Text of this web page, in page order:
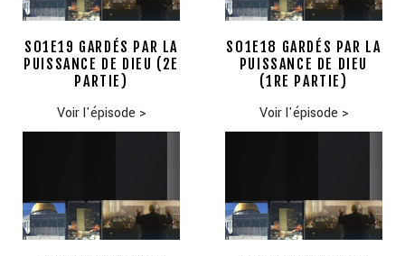
S01E19 GARDÉS PAR LA
PUISSANCE DE DIEU (2E
PARTIE)
Voir l'épisode >
S01E18 GARDÉS PAR LA
PUISSANCE DE DIEU
(1RE PARTIE)
Voir l'épisode >